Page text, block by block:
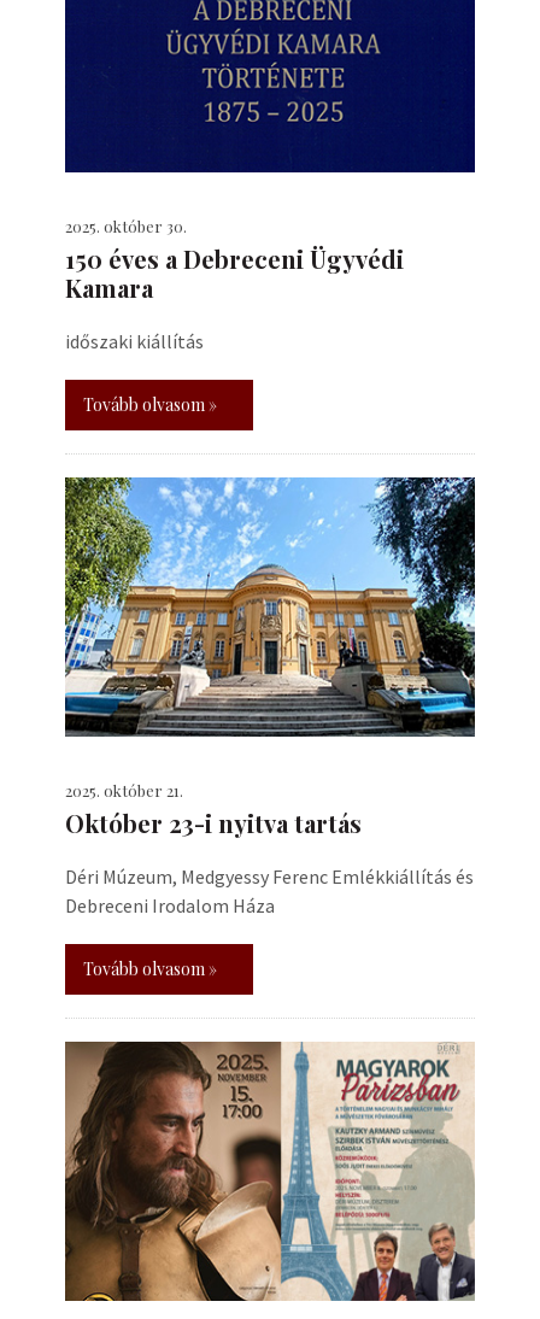
2025. október 30.
150 éves a Debreceni Ügyvédi
Kamara
időszaki kiállítás
Tovább olvasom »
2025. október 21.
Október 23-i nyitva tartás
Déri Múzeum, Medgyessy Ferenc Emlékkiállítás és
Debreceni Irodalom Háza
Tovább olvasom »